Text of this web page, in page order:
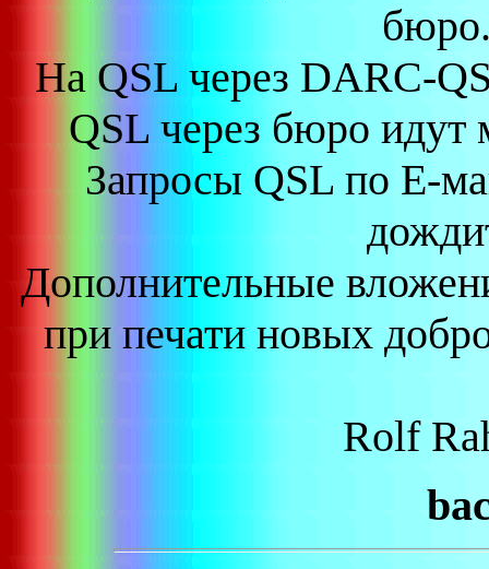
На QSL через DARC-
QSL через бюро идут
Запросы QSL по Е-
Дополнительные
при печати новых
Rolf